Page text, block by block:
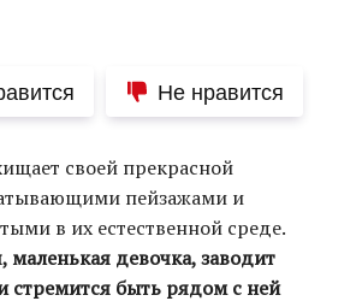
Не нравится
своей прекрасной
пейзажами и
в их естественной среде.
маленькая девочка, заводит
стремится быть рядом с ней